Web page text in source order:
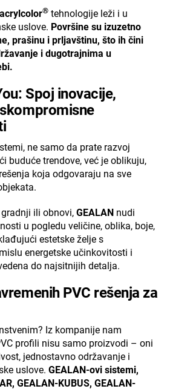
®tehnologije leži i u
uslove. Površine su izuzetno
prašinu i prljavštinu, što ih čini
i dugotrajnima u
Spoj inovacije,
ne samo da prate razvoj
buduće trendove, već je oblikuju,
koja odgovaraju na sve
ili obnovi, GEALAN nudi
u pogledu veličine, oblika, boje,
estetske želje s
energetske učinkovitosti i
do najsitnijih detalja.
PVC rešenja za
Iz kompanije nam
profili nisu samo proizvodi – oni
jednostavno održavanje i
uslove. GEALAN-ovi sistemi,
GEALAN-KUBUS, GEALAN-